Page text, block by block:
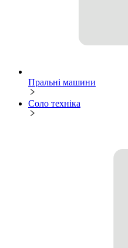
Пральні машини
Соло техніка